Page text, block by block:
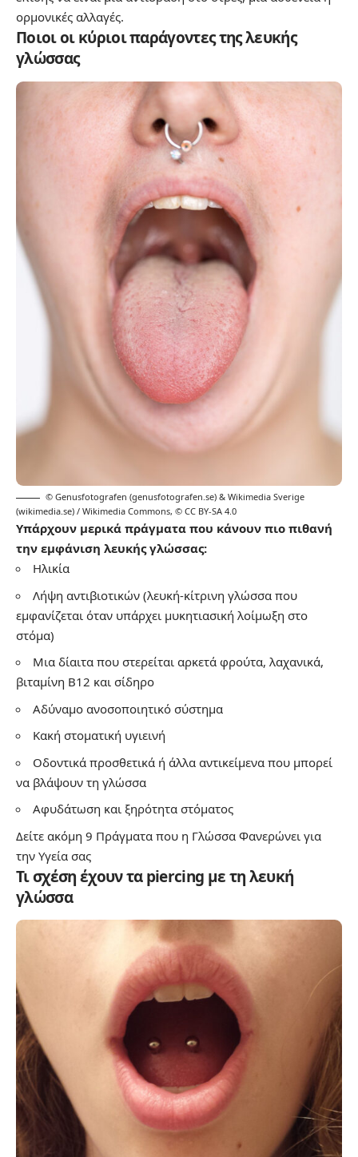
ορμονικές αλλαγές.
Ποιοι οι κύριοι παράγοντες της λευκής
γλώσσας
© Genusfotografen (genusfotografen.se) & Wikimedia Sverige
(wikimedia.se) / Wikimedia Commons, © CC BY-SA 4.0
Υπάρχουν μερικά πράγματα που κάνουν πιο πιθανή
την εμφάνιση λευκής γλώσσας:
Ηλικία
Λήψη αντιβιοτικών (λευκή-κίτρινη γλώσσα που
εμφανίζεται όταν υπάρχει μυκητιασική λοίμωξη στο
στόμα)
Μια δίαιτα που στερείται αρκετά φρούτα, λαχανικά,
βιταμίνη Β12 και σίδηρο
Αδύναμο ανοσοποιητικό σύστημα
Κακή στοματική υγιεινή
Οδοντικά προσθετικά ή άλλα αντικείμενα που μπορεί
να βλάψουν τη γλώσσα
Αφυδάτωση και ξηρότητα στόματος
Δείτε ακόμη 9 Πράγματα που η Γλώσσα Φανερώνει για
την Υγεία σας
Τι σχέση έχουν τα piercing με τη λευκή
γλώσσα